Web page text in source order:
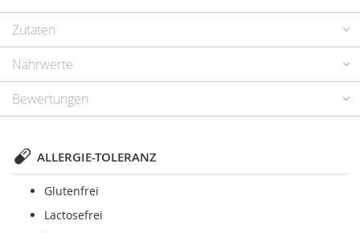
Zutaten
Nährwerte
Bewertungen
ALLERGIE-TOLERANZ
Glutenfrei
Lactosefrei